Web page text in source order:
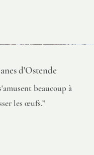
d'Ostende
beaucoup à
les œufs.”